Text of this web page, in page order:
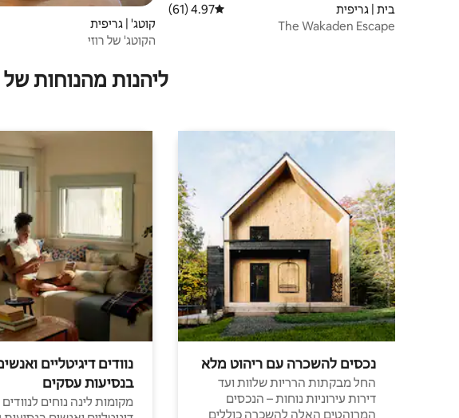
בית | גריפית דירוג ממוצע של 4.97 מתוך 5, 61 ביקורות
4.97 (61)
The Wakaden Escape
קוטג' | גריפית
הקוטג' של רוזי
ליהנות מהנוחות
נכסים להשכרה עם ריהוט מלא
החל מבקתות הרריות שלוות ועד
דירות עירוניות נוחות – הנכסים
המרוהטים האלה להשכרה כוללים
נוודים דיגיטליים
בנסיעות עסקים
מקומות לינה נוחים לנוודים